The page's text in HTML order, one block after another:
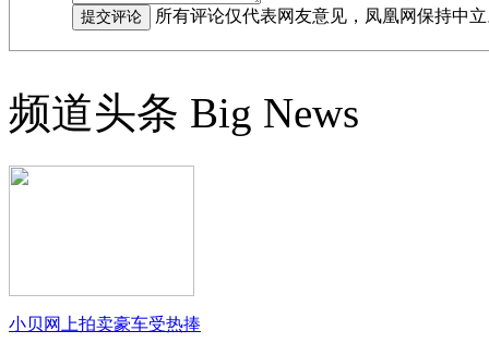
所有评论仅代表网友意见，凤凰网保持中
频道头条 Big News
小贝网上拍卖豪车受热捧